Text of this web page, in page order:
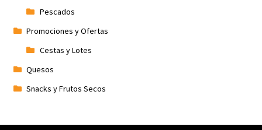
Pescados
Promociones y Ofertas
Cestas y Lotes
Quesos
Snacks y Frutos Secos